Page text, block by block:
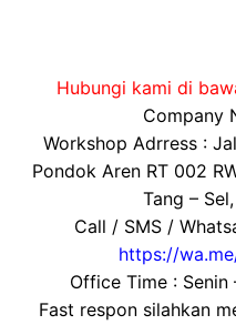
Hubungi kami di
Company
Workshop Adrress :
Pondok Aren RT 002
Tang –
Call / SMS /
https://
Office Time : Senin
Fast respon silahkan